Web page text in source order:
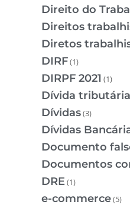
Direito do
Direitos
Diretos
DIRF(1)
DIRPF 2021 (1)
Dívida tributária
Dívidas(3)
Dívidas
Documento
Documentos
DRE(1)
e-commerce(5)